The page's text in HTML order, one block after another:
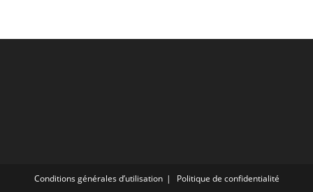
Conditions générales d’utilisation Politique de confidentialité